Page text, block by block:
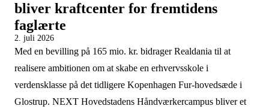
bliver kraftcenter for fremtidens
faglærte
2. juli 2026
Med en bevilling på 165 mio. kr. bidrager Realdania til at
realisere ambitionen om at skabe en erhvervsskole i
verdensklasse på det tidligere Kopenhagen Fur-hovedsæde i
Glostrup. NEXT Hovedstadens Håndværkercampus bliver et